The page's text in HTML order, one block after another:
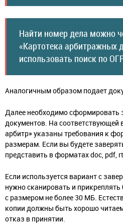
Найти номер дела можно
«Картотека арбитражных
использовать поиск по
Аналогичным образом подает
Далее необходимо сформировать
документов. На соответствующей
арбитр» указаны требования к
размерам. Если вы будете
представить в форматах doc, pdf,
Если используется вариант с
нужно сканировать и
с размером не более 30 МБ.
копии должны быть хорошо
отказ в принятии.